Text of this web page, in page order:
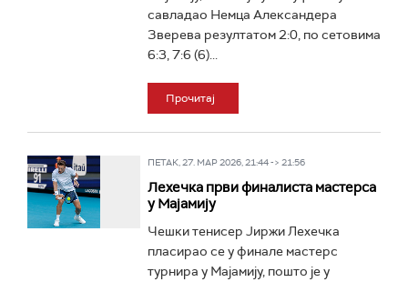
савладао Немца Александера
Зверева резултатом 2:0, по сетовима
6:3, 7:6 (6)...
Прочитај
ПЕТАК, 27. МАР 2026, 21:44 -> 21:56
Лехечка први финалиста мастерса
у Мајамију
Чешки тенисер Јиржи Лехечка
пласирао се у финале мастерс
турнира у Мајамију, пошто је у